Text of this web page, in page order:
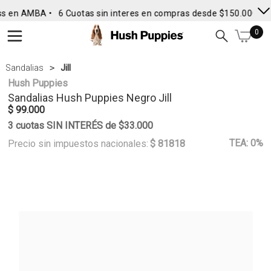
en AMBA • 6 Cuotas sin interes en compras desde $150.000 •
0
Sandalias Jill
Hush Puppies
Sandalias Hush Puppies Negro Jill
$ 99.000
3 cuotas SIN INTERÉS de $33.000
Precio sin impuestos nacionales: $ 81818 TEA: 0%